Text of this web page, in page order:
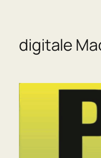
digitale